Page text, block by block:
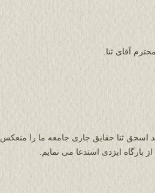
آقای ثنا.
ثنا حقایق جاری جامعه ما را منعکس
بارگاه ایزدی استدعا می نمایم.